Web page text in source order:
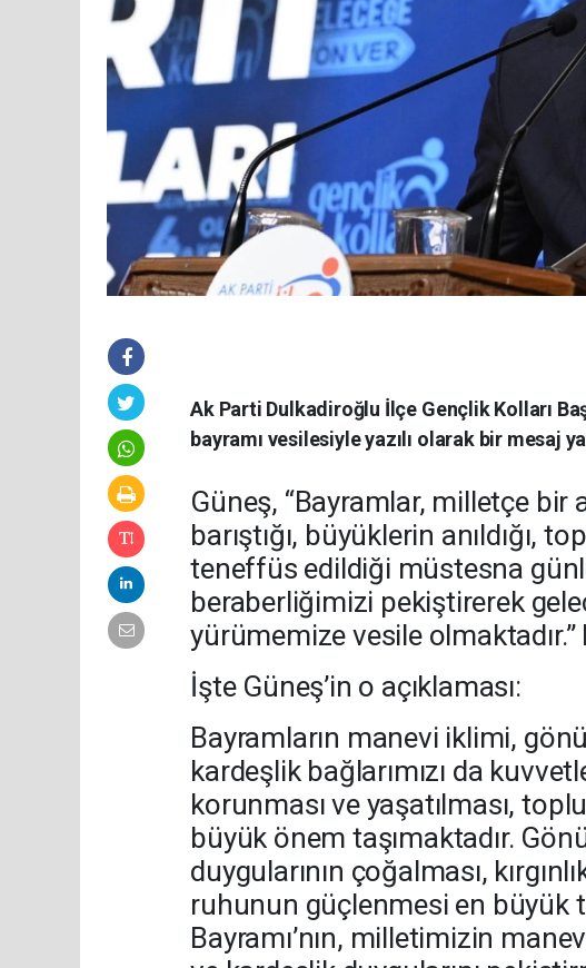
Ak Parti Dulkadiroğlu İlçe Gençlik Kolları
bayramı vesilesiyle yazılı olarak bir mesaj
Güneş, “Bayramlar, milletçe bir
barıştığı, büyüklerin anıldığı,
teneffüs edildiği müstesna
beraberliğimizi pekiştirerek
yürümemize vesile olmaktadır.”
İşte Güneş’in o açıklaması:
Bayramların manevi iklimi,
kardeşlik bağlarımızı da
korunması ve yaşatılması,
büyük önem taşımaktadır.
duygularının çoğalması,
ruhunun güçlenmesi en büyük
Bayramı’nın, milletimizin